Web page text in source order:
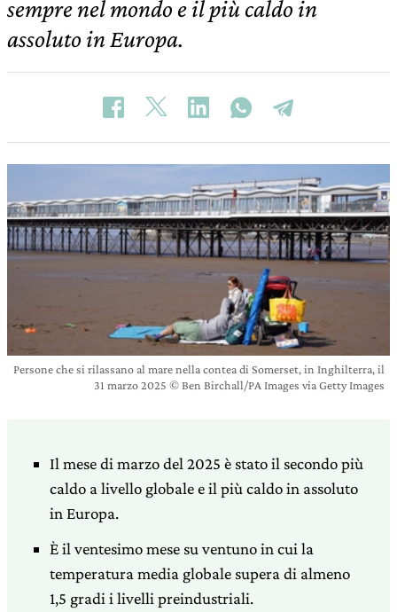
sempre nel mondo e il più caldo in
assoluto in Europa.
Persone che si rilassano al mare nella contea di Somerset, in Inghilterra, il
31 marzo 2025 © Ben Birchall/PA Images via Getty Images
Il mese di marzo del 2025 è stato il secondo più
caldo a livello globale e il più caldo in assoluto
in Europa.
È il ventesimo mese su ventuno in cui la
temperatura media globale supera di almeno
1,5 gradi i livelli preindustriali.